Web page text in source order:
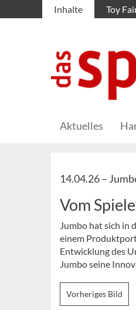
Inhalte Toy
Aktuelles
14.04.26 –
Vom
Jumbo hat sich in
einem
Entwicklung des
Jumbo seine
Vorheriges Bild